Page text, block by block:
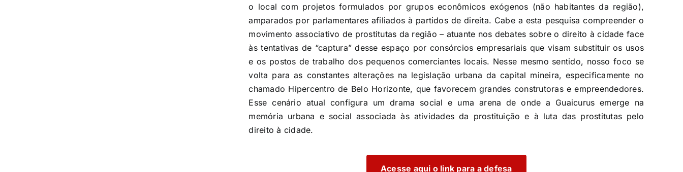
o local com projetos formulados por grupos econômicos exógenos (não habitantes da região),
amparados por parlamentares afiliados à partidos de direita. Cabe a esta pesquisa compreender o
movimento associativo de prostitutas da região – atuante nos debates sobre o direito à cidade face
às tentativas de “captura” desse espaço por consórcios empresariais que visam substituir os usos
e os postos de trabalho dos pequenos comerciantes locais. Nesse mesmo sentido, nosso foco se
volta para as constantes alterações na legislação urbana da capital mineira, especificamente no
chamado Hipercentro de Belo Horizonte, que favorecem grandes construtoras e empreendedores.
Esse cenário atual configura um drama social e uma arena de onde a Guaicurus emerge na
memória urbana e social associada às atividades da prostituição e à luta das prostitutas pelo
direito à cidade.
Acesse aqui o link para a defesa